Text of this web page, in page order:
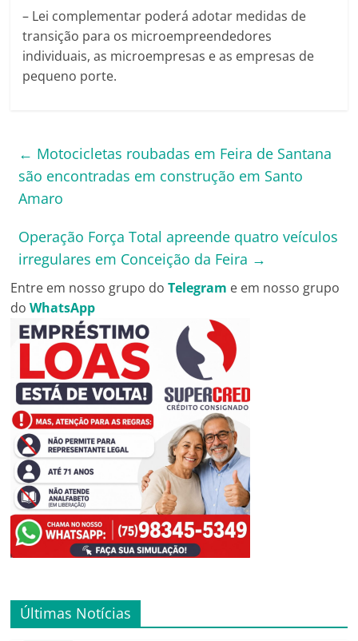
– Lei complementar poderá adotar medidas de
transição para os microempreendedores
individuais, as microempresas e as empresas de
pequeno porte.
← Motocicletas roubadas em Feira de Santana
são encontradas em construção em Santo
Amaro
Operação Força Total apreende quatro veículos
irregulares em Conceição da Feira →
Entre em nosso grupo doTelegram e em nosso grupo
doWhatsApp
Últimas Notícias